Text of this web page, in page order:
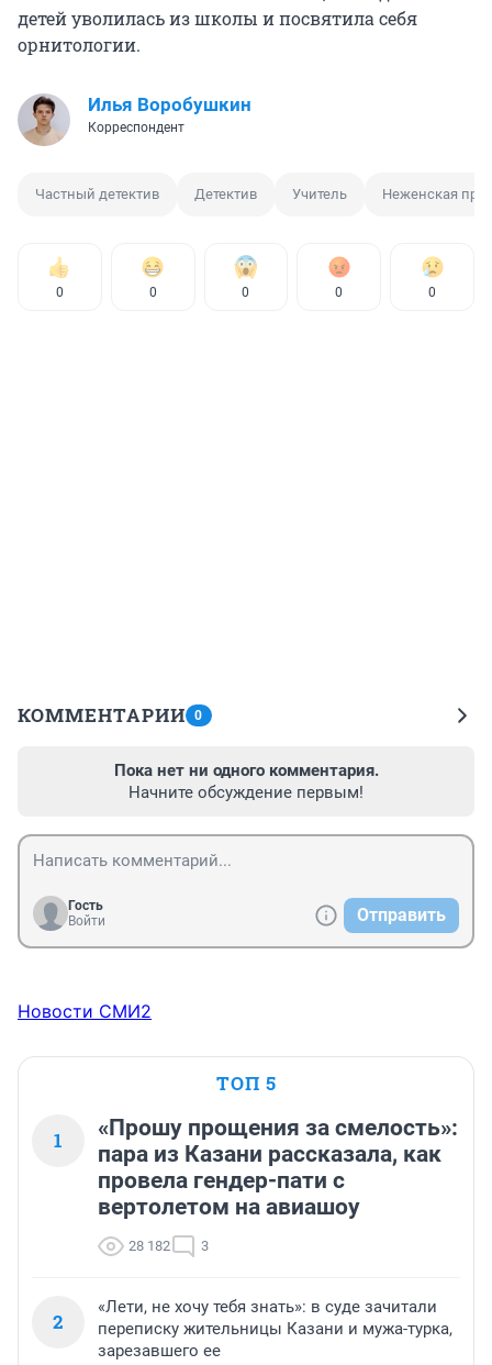
детей уволилась из школы и посвятила себя
орнитологии.
Илья Воробушкин
Корреспондент
Частный детектив Детектив Учитель Неженская
0 0 0 0 0
КОММЕНТАРИИ 0
Пока нет ни одного комментария.
Начните обсуждение первым!
Гость
Войти
Отправить
Новости СМИ2
ТОП 5
1
«Прошу прощения за смелость»:
пара из Казани рассказала, как
провела гендер-пати с
вертолетом на авиашоу
28 182 3
2
«Лети, не хочу тебя знать»: в суде зачитали
переписку жительницы Казани и мужа-турка,
зарезавшего ее